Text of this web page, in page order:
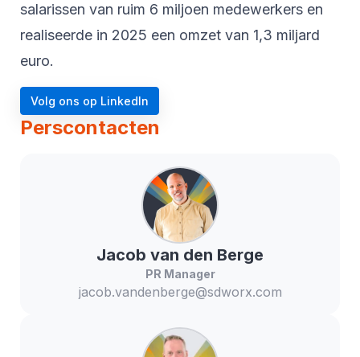
salarissen van ruim 6 miljoen medewerkers en
realiseerde in 2025 een omzet van 1,3 miljard
euro.
Volg ons op LinkedIn
Perscontacten
Jacob van den Berge
PR Manager
jacob.vandenberge@sdworx.com